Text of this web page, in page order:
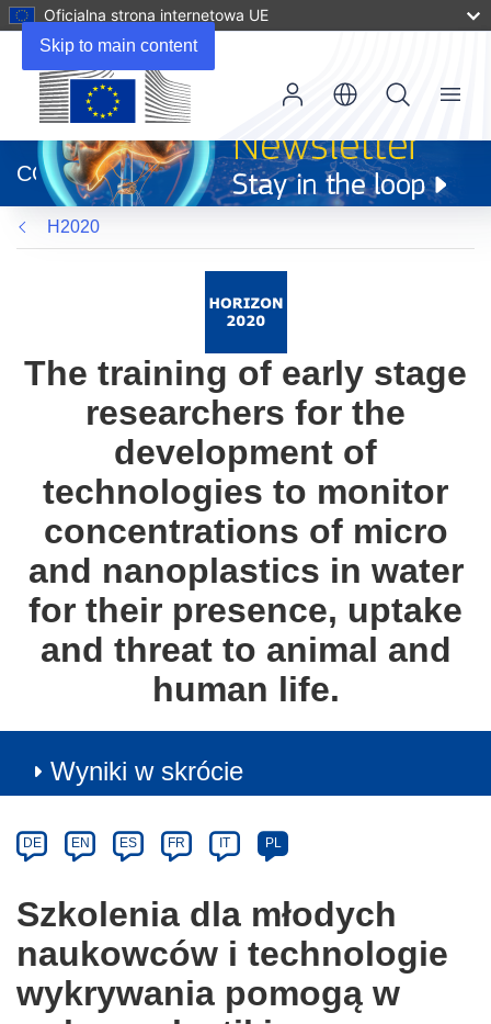
Skip to main content
Oficjalna strona internetowa UE
otworzy
się
w
nowym
oknie)
CORDIS
Menu
H2020
The training of early stage
researchers for the
development of
technologies to monitor
concentrations of micro
and nanoplastics in water
for their presence, uptake
and threat to animal and
human life.
Wyniki w skrócie
Category
Article
available
the
following
languages:
DE EN ES FR IT PL
Szkolenia dla młodych
naukowców i technologie
wykrywania pomogą w